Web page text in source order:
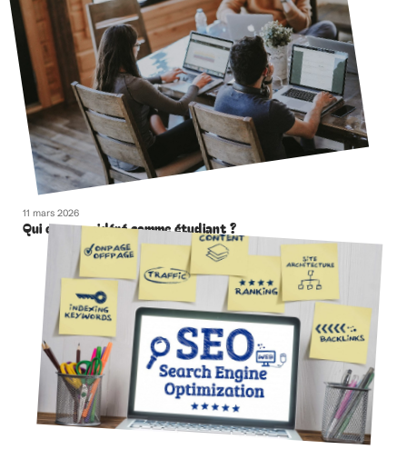
11 mars 2026
Qui est considéré comme étudiant ?